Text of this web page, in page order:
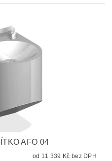
AFO 04
od 11 339 Kč bez DPH